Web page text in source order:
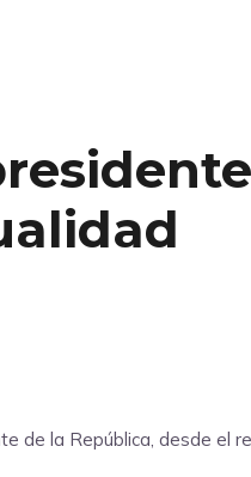
de la República, desde el